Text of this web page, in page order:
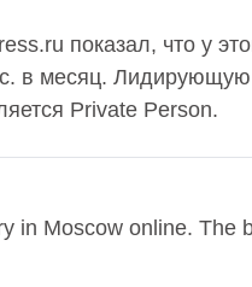
показал, что у
в месяц.
Private Person.
in Moscow online. The